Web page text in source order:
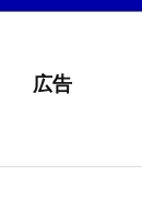
広告